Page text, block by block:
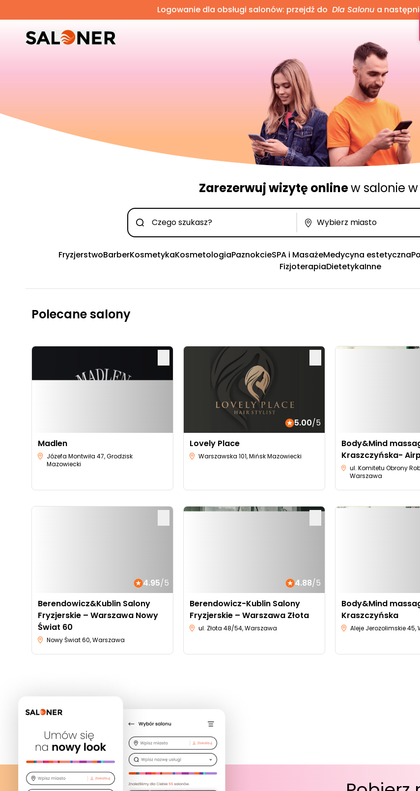
Logowanie dla obsługi salonów: przejdź do Dla Salonu a
Zarezerwuj wizytę onlinew salonie
FryzjerstwoBarberKosmetykaKosmetologiaPaznokcieSPA i MasażeMedycyna estetyczna
FizjoterapiaDietetykaInne
Polecane salony
Madlen
Józefa Montwiła 47, Grodzisk
Mazowiecki
5.00/5
Lovely Place
Warszawska 101, Mińsk Mazowiecki
Body&Mind
Kraszczyńska-
ul. Komitetu Obrony
Warszawa
4.95/5
Berendowicz&Kublin Salony
Fryzjerskie – Warszawa Nowy
Świat 60
Nowy Świat 60, Warszawa
4.88/5
Berendowicz-Kublin Salony
Fryzjerskie – Warszawa Złota
ul. Złota 48/54, Warszawa
Body&Mind
Kraszczyńska
Aleje Jerozolimskie 45,